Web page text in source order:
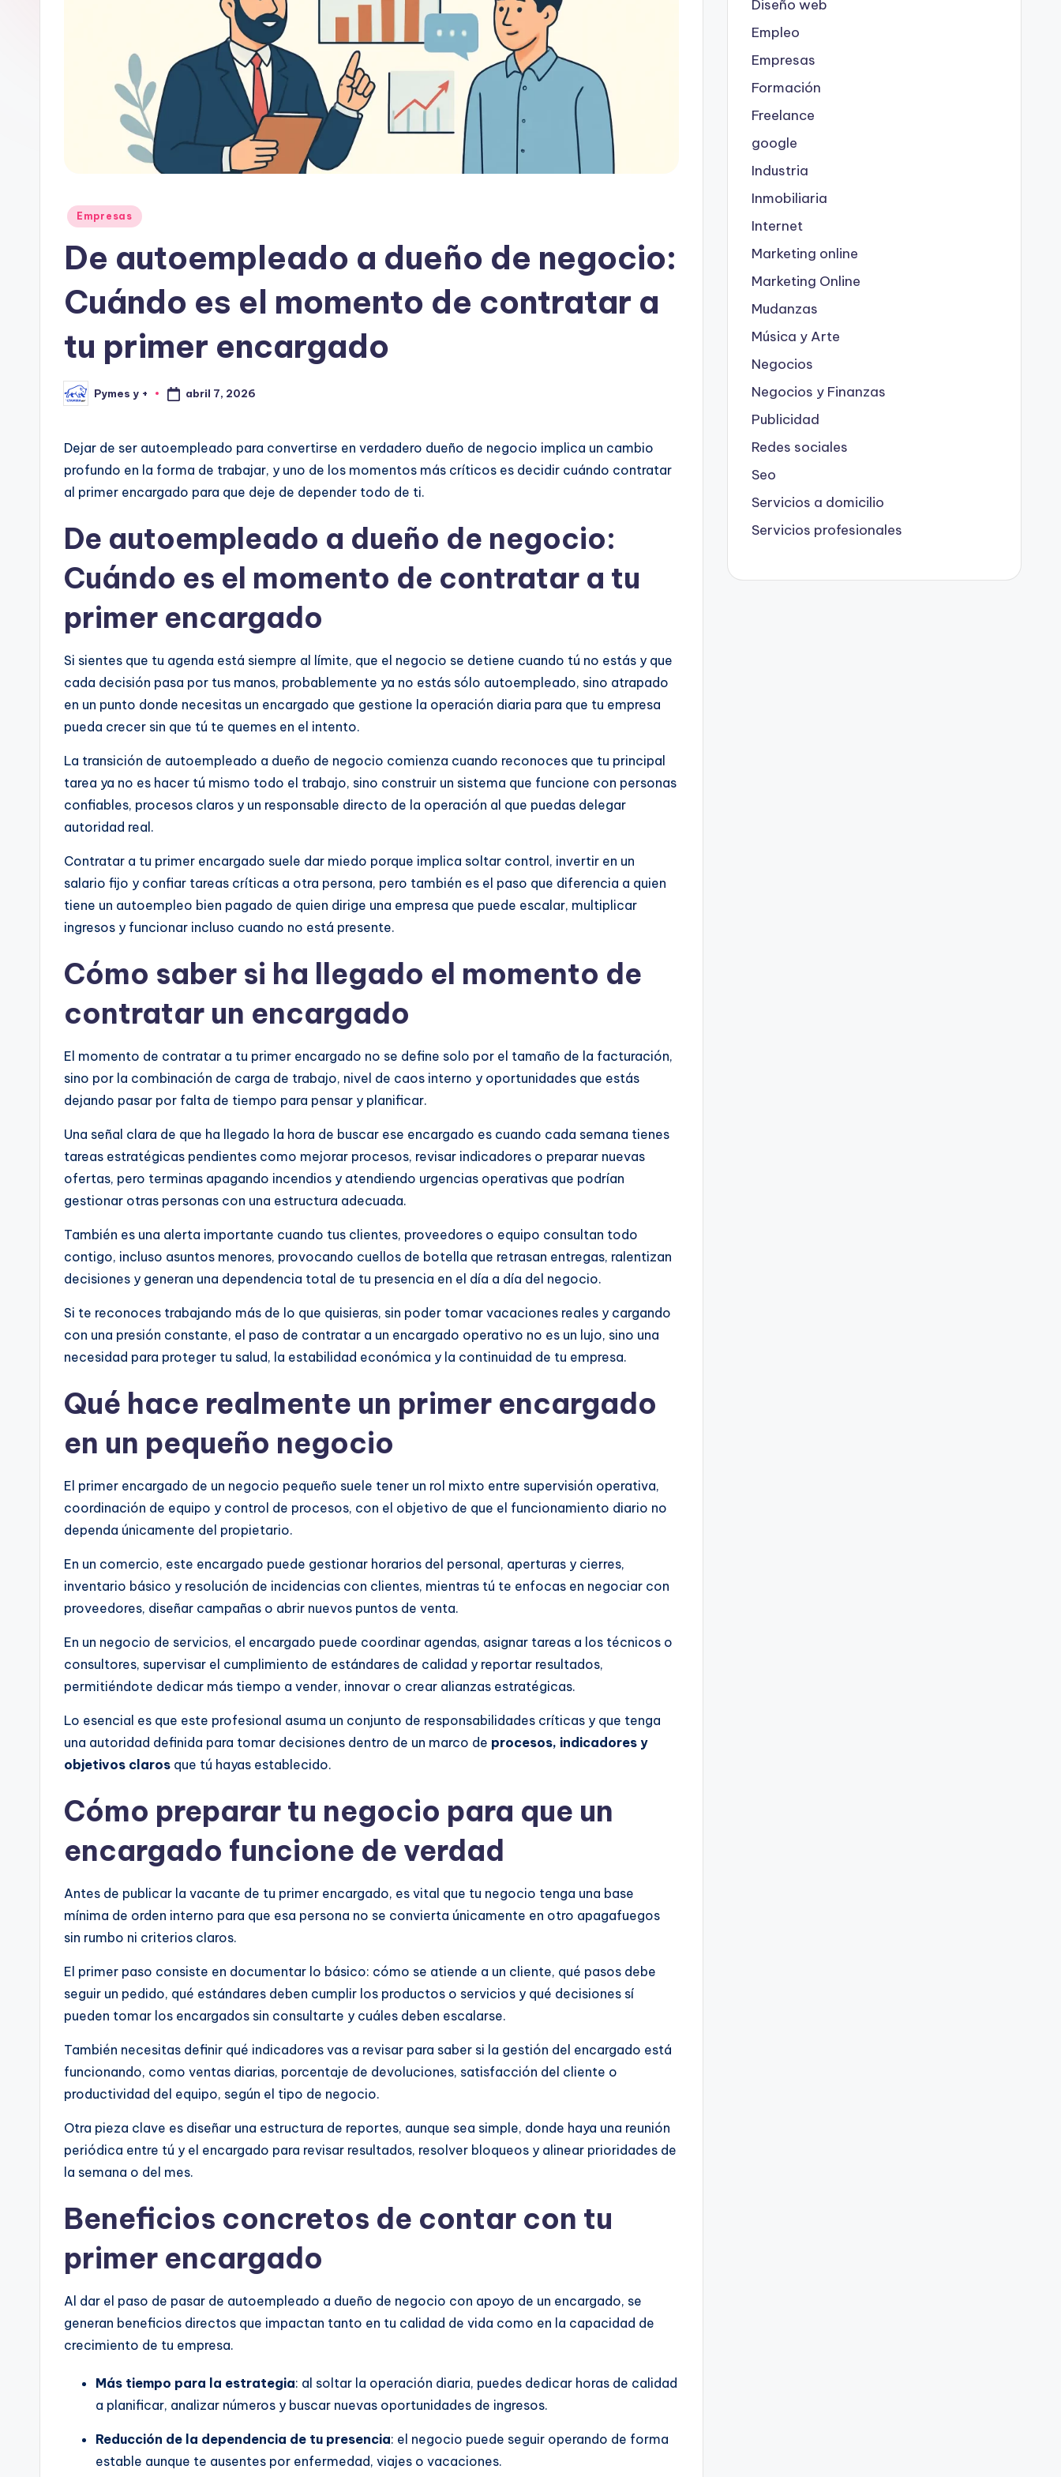
Publicado
Empresas
De autoempleado a dueño de negocio:
Cuándo es el momento de contratar a
tu primer encargado
Publicado
por
Pymes y + abril 7, 2026
Dejar de ser autoempleado para convertirse en verdadero dueño de negocio implica un cambio
profundo en la forma de trabajar, y uno de los momentos más críticos es decidir cuándo contratar
al primer encargado para que deje de depender todo de ti.
De autoempleado a dueño de negocio:
Cuándo es el momento de contratar a tu
primer encargado
Si sientes que tu agenda está siempre al límite, que el negocio se detiene cuando tú no estás y que
cada decisión pasa por tus manos, probablemente ya no estás sólo autoempleado, sino atrapado
en un punto donde necesitas un encargado que gestione la operación diaria para que tu empresa
pueda crecer sin que tú te quemes en el intento.
La transición de autoempleado a dueño de negocio comienza cuando reconoces que tu principal
tarea ya no es hacer tú mismo todo el trabajo, sino construir un sistema que funcione con personas
confiables, procesos claros y un responsable directo de la operación al que puedas delegar
autoridad real.
Contratar a tu primer encargado suele dar miedo porque implica soltar control, invertir en un
salario fijo y confiar tareas críticas a otra persona, pero también es el paso que diferencia a quien
tiene un autoempleo bien pagado de quien dirige una empresa que puede escalar, multiplicar
ingresos y funcionar incluso cuando no está presente.
Cómo saber si ha llegado el momento de
contratar un encargado
El momento de contratar a tu primer encargado no se define solo por el tamaño de la facturación,
sino por la combinación de carga de trabajo, nivel de caos interno y oportunidades que estás
dejando pasar por falta de tiempo para pensar y planificar.
Una señal clara de que ha llegado la hora de buscar ese encargado es cuando cada semana tienes
tareas estratégicas pendientes como mejorar procesos, revisar indicadores o preparar nuevas
ofertas, pero terminas apagando incendios y atendiendo urgencias operativas que podrían
gestionar otras personas con una estructura adecuada.
También es una alerta importante cuando tus clientes, proveedores o equipo consultan todo
contigo, incluso asuntos menores, provocando cuellos de botella que retrasan entregas, ralentizan
decisiones y generan una dependencia total de tu presencia en el día a día del negocio.
Si te reconoces trabajando más de lo que quisieras, sin poder tomar vacaciones reales y cargando
con una presión constante, el paso de contratar a un encargado operativo no es un lujo, sino una
necesidad para proteger tu salud, la estabilidad económica y la continuidad de tu empresa.
Qué hace realmente un primer encargado
en un pequeño negocio
El primer encargado de un negocio pequeño suele tener un rol mixto entre supervisión operativa,
coordinación de equipo y control de procesos, con el objetivo de que el funcionamiento diario no
dependa únicamente del propietario.
En un comercio, este encargado puede gestionar horarios del personal, aperturas y cierres,
inventario básico y resolución de incidencias con clientes, mientras tú te enfocas en negociar con
proveedores, diseñar campañas o abrir nuevos puntos de venta.
En un negocio de servicios, el encargado puede coordinar agendas, asignar tareas a los técnicos o
consultores, supervisar el cumplimiento de estándares de calidad y reportar resultados,
permitiéndote dedicar más tiempo a vender, innovar o crear alianzas estratégicas.
Lo esencial es que este profesional asuma un conjunto de responsabilidades críticas y que tenga
una autoridad definida para tomar decisiones dentro de un marco de procesos, indicadores y
objetivos claros que tú hayas establecido.
Cómo preparar tu negocio para que un
encargado funcione de verdad
Antes de publicar la vacante de tu primer encargado, es vital que tu negocio tenga una base
mínima de orden interno para que esa persona no se convierta únicamente en otro apagafuegos
sin rumbo ni criterios claros.
El primer paso consiste en documentar lo básico: cómo se atiende a un cliente, qué pasos debe
seguir un pedido, qué estándares deben cumplir los productos o servicios y qué decisiones sí
pueden tomar los encargados sin consultarte y cuáles deben escalarse.
También necesitas definir qué indicadores vas a revisar para saber si la gestión del encargado está
funcionando, como ventas diarias, porcentaje de devoluciones, satisfacción del cliente o
productividad del equipo, según el tipo de negocio.
Otra pieza clave es diseñar una estructura de reportes, aunque sea simple, donde haya una reunión
periódica entre tú y el encargado para revisar resultados, resolver bloqueos y alinear prioridades de
la semana o del mes.
Beneficios concretos de contar con tu
primer encargado
Al dar el paso de pasar de autoempleado a dueño de negocio con apoyo de un encargado, se
generan beneficios directos que impactan tanto en tu calidad de vida como en la capacidad de
crecimiento de tu empresa.
Más tiempo para la estrategia: al soltar la operación diaria, puedes dedicar horas de calidad
a planificar, analizar números y buscar nuevas oportunidades de ingresos.
Reducción de la dependencia de tu presencia: el negocio puede seguir operando de forma
estable aunque te ausentes por enfermedad, viajes o vacaciones.
Diseño web
Empleo
Empresas
Formación
Freelance
google
Industria
Inmobiliaria
Internet
Marketing online
Marketing Online
Mudanzas
Música y Arte
Negocios
Negocios y Finanzas
Publicidad
Redes sociales
Seo
Servicios a domicilio
Servicios profesionales